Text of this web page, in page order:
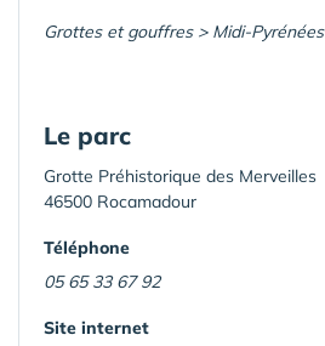
Grottes et gouffres > Midi-Pyrénées
Le parc
Grotte Préhistorique des Merveilles
46500 Rocamadour
Téléphone
05 65 33 67 92
Site internet